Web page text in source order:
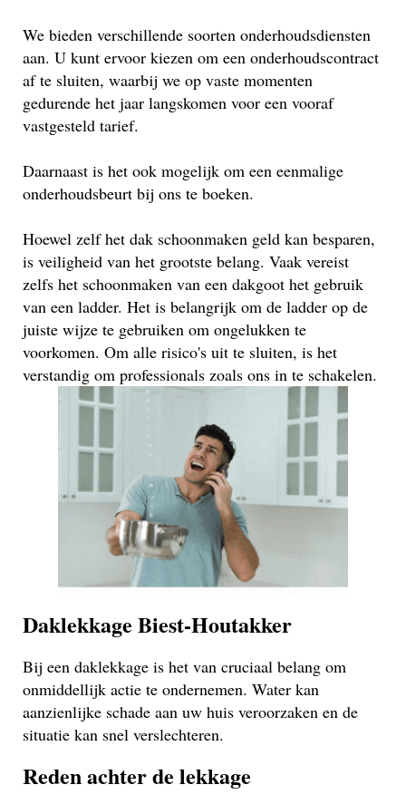
We bieden verschillende soorten onderhoudsdiensten
aan. U kunt ervoor kiezen om een onderhoudscontract
af te sluiten, waarbij we op vaste momenten
gedurende het jaar langskomen voor een vooraf
vastgesteld tarief.
Daarnaast is het ook mogelijk om een eenmalige
onderhoudsbeurt bij ons te boeken.
Hoewel zelf het dak schoonmaken geld kan besparen,
is veiligheid van het grootste belang. Vaak vereist
zelfs het schoonmaken van een dakgoot het gebruik
van een ladder. Het is belangrijk om de ladder op de
juiste wijze te gebruiken om ongelukken te
voorkomen. Om alle risico's uit te sluiten, is het
verstandig om professionals zoals ons in te schakelen.
Daklekkage Biest-Houtakker
Bij een daklekkage is het van cruciaal belang om
onmiddellijk actie te ondernemen. Water kan
aanzienlijke schade aan uw huis veroorzaken en de
situatie kan snel verslechteren.
Reden achter de lekkage